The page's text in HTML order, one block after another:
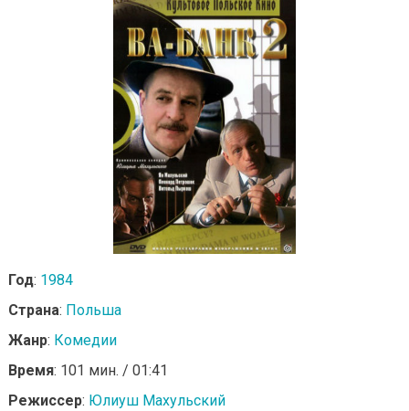
Год: 1984
Страна: Польша
Жанр: Комедии
Время: 101 мин. / 01:41
Режиссер: Юлиуш Махульский